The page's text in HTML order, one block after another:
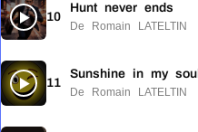
10
Hunt never ends
De Romain LATELTIN
11
Sunshine in my soul
De Romain LATELTIN